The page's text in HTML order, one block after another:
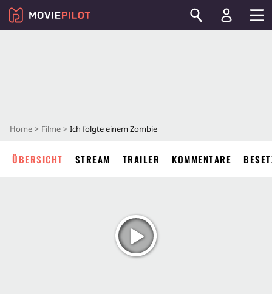
Home Filme Ich folgte einem Zombie
ÜBERSICHT STREAM TRAILER KOMMENTARE